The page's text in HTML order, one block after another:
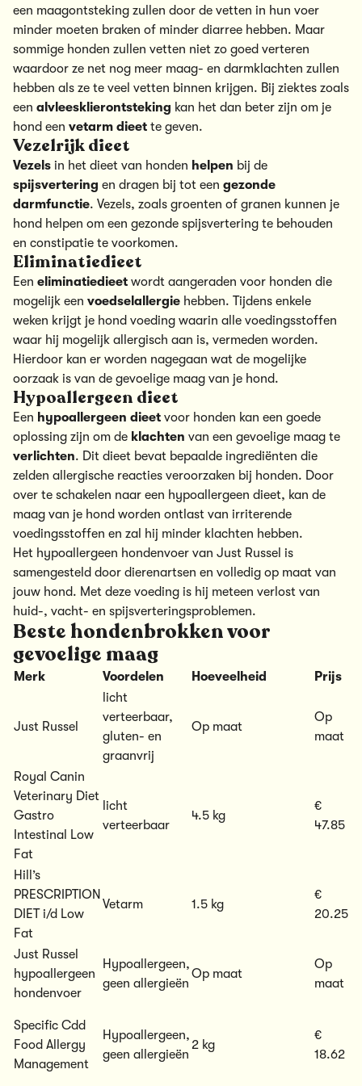
een maagontsteking zullen door de vetten in hun voer
minder moeten braken of minder diarree hebben. Maar
sommige honden zullen vetten niet zo goed verteren
waardoor ze net nog meer maag- en darmklachten zullen
hebben als ze te veel vetten binnen krijgen. Bij ziektes zoals
een alvleesklierontsteking kan het dan beter zijn om je
hond een vetarm dieet te geven.
Vezelrijk dieet
Vezels in het dieet van honden helpen bij de
spijsvertering en dragen bij tot een gezonde
darmfunctie. Vezels, zoals groenten of granen kunnen je
hond helpen om een gezonde spijsvertering te behouden
en constipatie te voorkomen.
Eliminatiedieet
Een eliminatiedieet wordt aangeraden voor honden die
mogelijk een voedselallergie hebben. Tijdens enkele
weken krijgt je hond voeding waarin alle voedingsstoffen
waar hij mogelijk allergisch aan is, vermeden worden.
Hierdoor kan er worden nagegaan wat de mogelijke
oorzaak is van de gevoelige maag van je hond.
Hypoallergeen dieet
Een hypoallergeen dieet voor honden kan een goede
oplossing zijn om de klachten van een gevoelige maag te
verlichten. Dit dieet bevat bepaalde ingrediënten die
zelden allergische reacties veroorzaken bij honden. Door
over te schakelen naar een hypoallergeen dieet, kan de
maag van je hond worden ontlast van irriterende
voedingsstoffen en zal hij minder klachten hebben.
Het hypoallergeen hondenvoer van Just Russel is
samengesteld door dierenartsen en volledig op maat van
jouw hond. Met deze voeding is hij meteen verlost van
huid-, vacht- en spijsverteringsproblemen.
Beste hondenbrokken voor
gevoelige maag
Merk Voordelen Hoeveelheid Prijs
Just Russel
licht
verteerbaar,
gluten- en
graanvrij
Op maat
Op
maat
Royal Canin
Veterinary Diet
Gastro
Intestinal Low
Fat
licht
verteerbaar
4.5 kg
€
47.85
Hill’s
PRESCRIPTION
DIET i/d Low
Fat
Vetarm 1.5 kg
€
20.25
Just Russel
hypoallergeen
hondenvoer
Hypoallergeen,
geen allergieën
Op maat
Op
maat
Specific Cdd
Food Allergy
Management
Hypoallergeen,
geen allergieën
2 kg
€
18.62